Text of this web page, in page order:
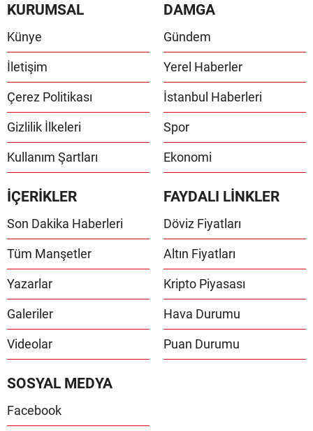
KURUMSAL
Künye
İletişim
Çerez Politikası
Gizlilik İlkeleri
Kullanım Şartları
DAMGA
Gündem
Yerel Haberler
İstanbul Haberleri
Spor
Ekonomi
İÇERİKLER
Son Dakika Haberleri
Tüm Manşetler
Yazarlar
Galeriler
Videolar
FAYDALI LİNKLER
Döviz Fiyatları
Altın Fiyatları
Kripto Piyasası
Hava Durumu
Puan Durumu
SOSYAL MEDYA
Facebook